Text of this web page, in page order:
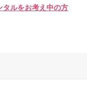
タルをお考え中の方